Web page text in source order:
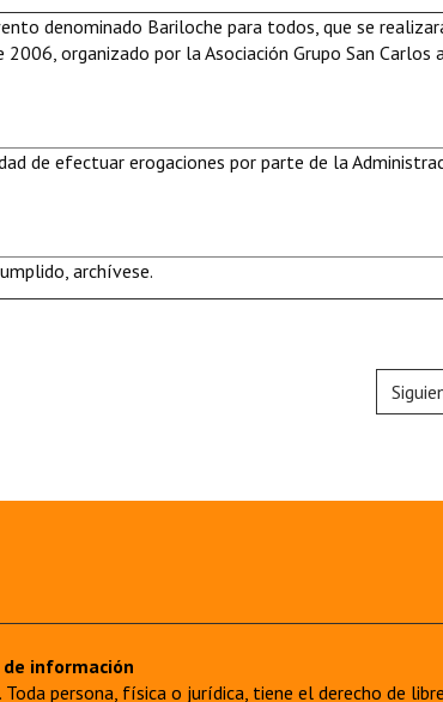
denominado Bariloche para todos, que se
organizado por la Asociación Grupo San Carlos
de efectuar erogaciones por parte de la
archívese.
información
Toda persona, física o jurídica, tiene el derecho de